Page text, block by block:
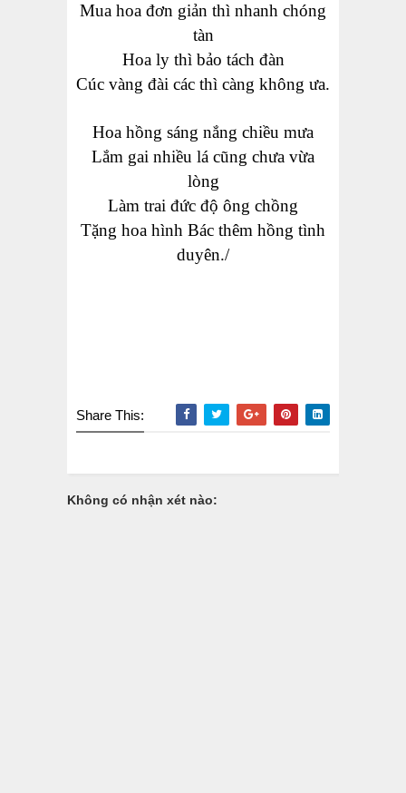
Mua hoa đơn giản thì nhanh chóng
tàn
Hoa ly thì bảo tách đàn
Cúc vàng đài các thì càng không ưa.
Hoa hồng sáng nắng chiều mưa
Lắm gai nhiều lá cũng chưa vừa
lòng
Làm trai đức độ ông chồng
Tặng hoa hình Bác thêm hồng tình
duyên./
Share This:
Không có nhận xét nào: